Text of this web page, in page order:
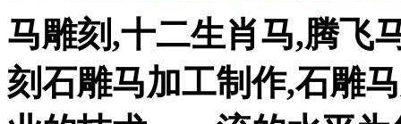
马雕刻,十二生肖马,腾飞
刻石雕马加工制作,石雕